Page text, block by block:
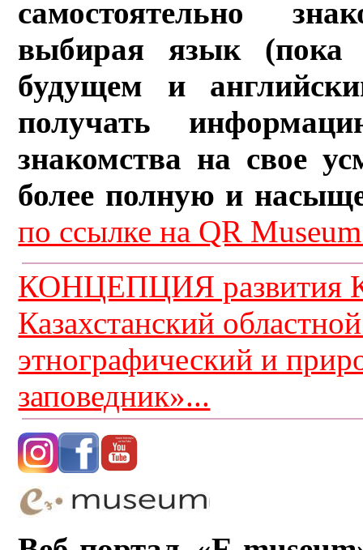
самостоятельно
выбирая язык (пока
будущем и
получать
знакомства на свое
более полную и
по ссылке на QR
КОНЦЕПЦИЯ развития
Казахстанский
этнографический и
заповедник»...